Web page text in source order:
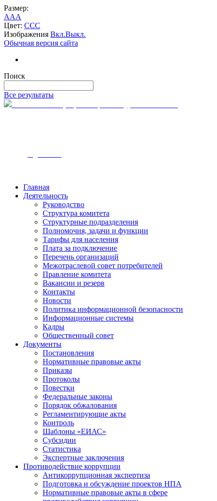
Размер:
AAA
Цвет: CCC
Изображения Вкл.Выкл.
Обычная версия сайта
Поиск
Все результаты
Главная
Деятельность
Руководство
Структура комитета
Структурные подразделения
Полномочия, задачи и функции
Тарифы для населения
Плата за подключение
Перечень организаций
Межотраслевой совет потребителей
Правление комитета
Вакансии и резерв
Контакты
Новости
Политика информационной безопасности
Информационные системы
Кадры
Общественный совет
Документы
Постановления
Нормативные правовые акты
Приказы
Протоколы
Повестки
Федеральные законы
Порядок обжалования
Регламентирующие акты
Контроль
Шаблоны «ЕИАС»
Субсидии
Статистика
Экспертные заключения
Противодействие коррупции
Антикоррупционная экспертиза
Подготовка и обсуждение проектов НПА
Нормативные правовые акты в сфере